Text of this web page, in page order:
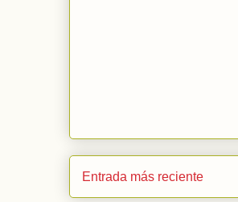
Entrada más reciente